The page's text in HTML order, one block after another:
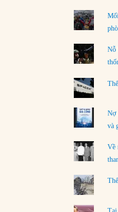
ở Peru kết thúc”
01/08/
31/07/
phải chịu
30/07/2026
Tập tìm
tròn thân
Nỗ
Nợ
và
Về